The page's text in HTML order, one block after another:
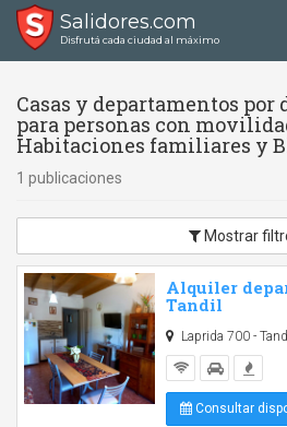
Salidores.com
Disfrutá cada ciudad al máximo
Casas y departamentos por
para personas con
Habitaciones familiares y
1 publicaciones
Mostrar
Alquiler
Tandil
Laprida 700 -
Consultar